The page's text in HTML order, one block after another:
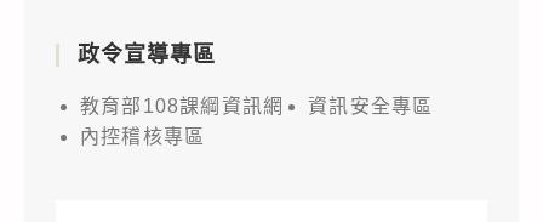
政令宣導專區
教育部108課綱資訊網
資訊安全專區
內控稽核專區